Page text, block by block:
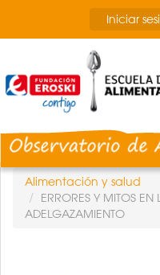
contenido
Iniciar
Alimentación y salud
ERRORES Y MITOS EN
ADELGAZAMIENTO